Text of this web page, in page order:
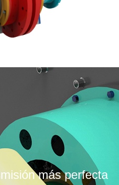
más perfecta